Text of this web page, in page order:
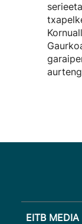
EITB MEDIA